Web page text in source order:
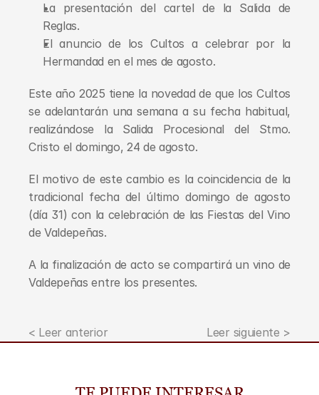
La presentación del cartel de la Salida de
Reglas.
El anuncio de los Cultos a celebrar por la
Hermandad en el mes de agosto.
Este año 2025 tiene la novedad de que los Cultos
se adelantarán una semana a su fecha habitual,
realizándose la Salida Procesional del Stmo.
Cristo el domingo, 24 de agosto.
El motivo de este cambio es la coincidencia de la
tradicional fecha del último domingo de agosto
(día 31) con la celebración de las Fiestas del Vino
de Valdepeñas.
A la finalización de acto se compartirá un vino de
Valdepeñas entre los presentes.
< Leer anterior Leer siguiente >